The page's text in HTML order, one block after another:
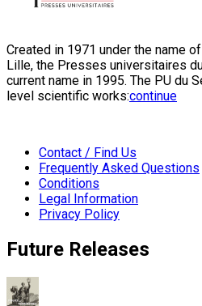
Created in 1971 under the name
Lille, the Presses universitaires
current name in 1995. The PU du
level scientific works:continue
Contact / Find Us
Frequently Asked Questions
Conditions
Legal Information
Privacy Policy
Future Releases